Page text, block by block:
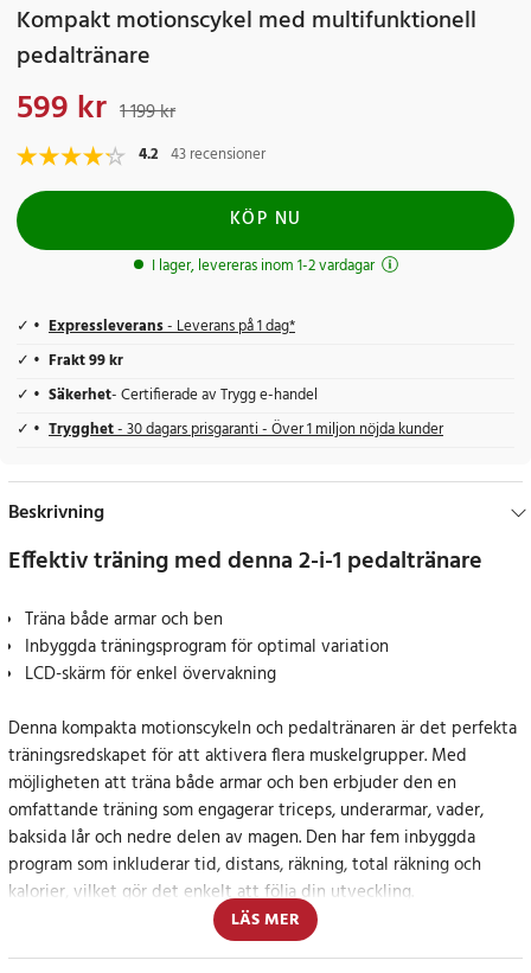
Kompakt motionscykel med multifunktionell
pedaltränare
Nuvarande pris
599 kr 1 199 kr
4.2 43 recensioner
KÖP NU
I lager, levereras inom 1-2 vardagar
Expressleverans- Leverans på 1 dag*
Frakt 99 kr
Säkerhet- Certifierade av Trygg e-handel
Trygghet- 30 dagars prisgaranti - Över 1 miljon nöjda kunder
Beskrivning
Effektiv träning med denna 2-i-1 pedaltränare
Träna både armar och ben
Inbyggda träningsprogram för optimal variation
LCD-skärm för enkel övervakning
Denna kompakta motionscykeln och pedaltränaren är det perfekta
träningsredskapet för att aktivera flera muskelgrupper. Med
möjligheten att träna både armar och ben erbjuder den en
omfattande träning som engagerar triceps, underarmar, vader,
baksida lår och nedre delen av magen. Den har fem inbyggda
program som inkluderar tid, distans, räkning, total räkning och
kalorier, vilket gör det enkelt att följa din utveckling.
Justerbara funktioner för personlig komfort
LÄS MER